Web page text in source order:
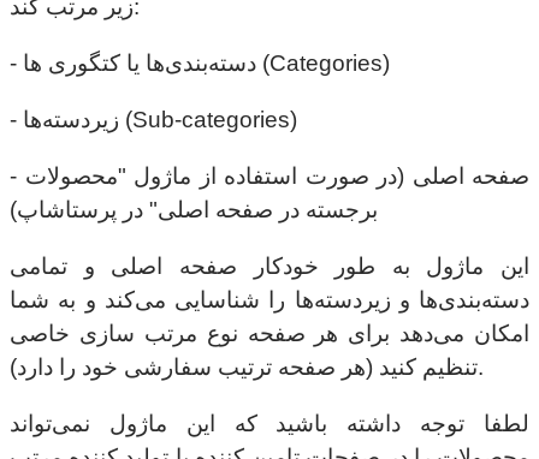
زیر مرتب کند:
- دسته‌بندی‌ها یا کتگوری ها (Categories)
- زیردسته‌ها (Sub-categories)
- صفحه اصلی (در صورت استفاده از ماژول "محصولات
برجسته در صفحه اصلی" در پرستاشاپ)
این ماژول به طور خودکار صفحه اصلی و تمامی
دسته‌بندی‌ها و زیردسته‌ها را شناسایی می‌کند و به شما
امکان می‌دهد برای هر صفحه نوع مرتب سازی خاصی
تنظیم کنید (هر صفحه ترتیب سفارشی خود را دارد).
لطفا توجه داشته باشید که این ماژول نمی‌تواند